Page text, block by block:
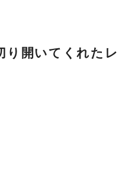
り開いてくれたレ